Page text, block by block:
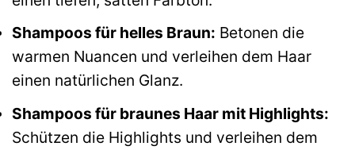
Shampoos für helles Braun: Betonen die
warmen Nuancen und verleihen dem Haar
einen natürlichen Glanz.
Shampoos für braunes Haar mit Highlights:
Schützen die Highlights und verleihen dem